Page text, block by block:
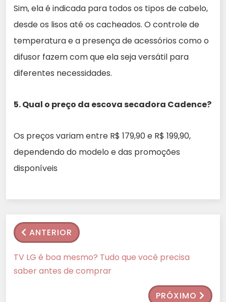
Sim, ela é indicada para todos os tipos de cabelo,
desde os lisos até os cacheados. O controle de
temperatura e a presença de acessórios como o
difusor fazem com que ela seja versátil para
diferentes necessidades.
5. Qual o preço da escova secadora Cadence?
Os preços variam entre R$ 179,90 e R$ 199,90,
dependendo do modelo e das promoções
disponíveis
ANTERIOR
TV LG é boa mesmo? Tudo que você precisa
saber antes de comprar
PRÓXIMO